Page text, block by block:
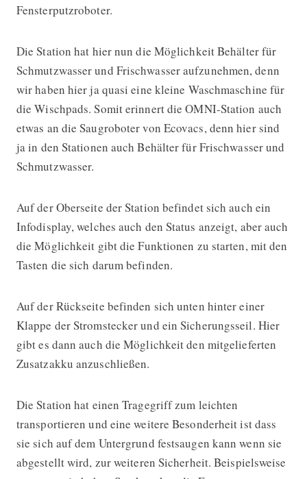
Fensterputzroboter.
Die Station hat hier nun die Möglichkeit Behälter für
Schmutzwasser und Frischwasser aufzunehmen, denn
wir haben hier ja quasi eine kleine Waschmaschine für
die Wischpads. Somit erinnert die OMNI-Station auch
etwas an die Saugroboter von Ecovacs, denn hier sind
ja in den Stationen auch Behälter für Frischwasser und
Schmutzwasser.
Auf der Oberseite der Station befindet sich auch ein
Infodisplay, welches auch den Status anzeigt, aber auch
die Möglichkeit gibt die Funktionen zu starten, mit den
Tasten die sich darum befinden.
Auf der Rückseite befinden sich unten hinter einer
Klappe der Stromstecker und ein Sicherungsseil. Hier
gibt es dann auch die Möglichkeit den mitgelieferten
Zusatzakku anzuschließen.
Die Station hat einen Tragegriff zum leichten
transportieren und eine weitere Besonderheit ist dass
sie sich auf dem Untergrund festsaugen kann wenn sie
abgestellt wird, zur weiteren Sicherheit. Beispielsweise